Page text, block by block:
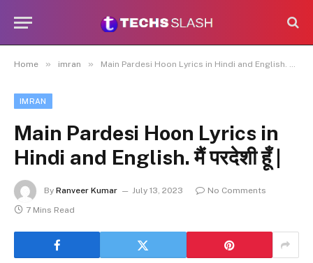
Home » imran » Main Pardesi Hoon Lyrics in Hindi and English. मैं परदेशी हूँ |
IMRAN
Main Pardesi Hoon Lyrics in
Hindi and English. मैं परदेशी हूँ |
By Ranveer Kumar July 13, 2023
No Comments
7 Mins Read